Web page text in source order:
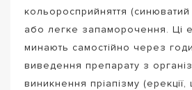
кольоросприйняття (синюватий
або легке запаморочення. Ці
минають самостійно через
виведення препарату з
виникнення пріапізму